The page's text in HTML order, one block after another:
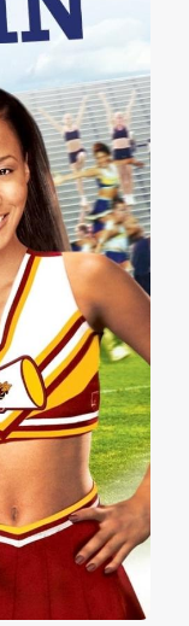
sich